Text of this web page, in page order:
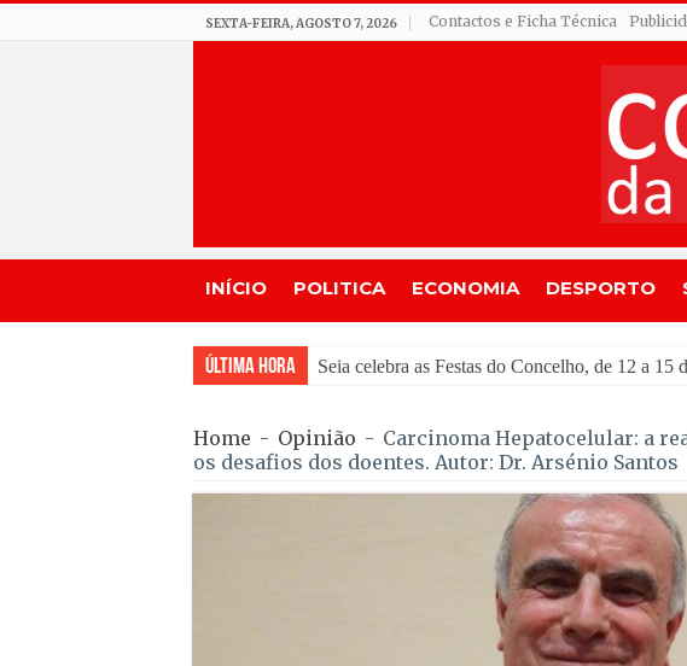
SEXTA-FEIRA, AGOSTO 7, 2026 Contactos e Ficha Técnica
INÍCIO POLITICA ECONOMIA DESPORTO
Última Hora GNR de Gouveia des
Home - Opinião - Carcinoma Hepatocelular: a
os desafios dos doentes. Autor: Dr. Arsénio Santos